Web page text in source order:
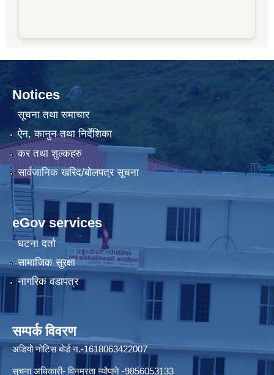
Notices
सूचना तथा समाचार
ऐन, कानुन तथा निर्देशिका
कर तथा शुल्कहरु
सार्वजानिक खरिद/बोलपत्र सूचना
eGov services
घटना दर्ता
सामाजिक सुरक्षा
नागरिक वडापत्र
सम्पर्क विवरण
अडियो नोटिस बोर्ड न.-1618063422007
सुचना अधिकारी- विनम्रता न्यौपाने -9856053133